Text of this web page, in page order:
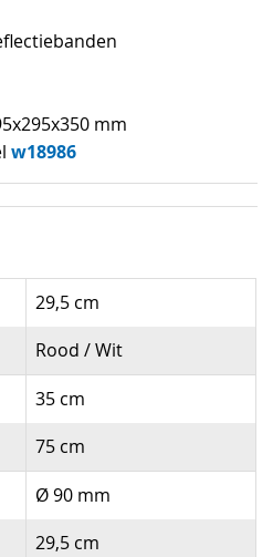
mm
w18986
29,5 cm
Rood / Wit
35 cm
75 cm
Ø 90 mm
29,5 cm